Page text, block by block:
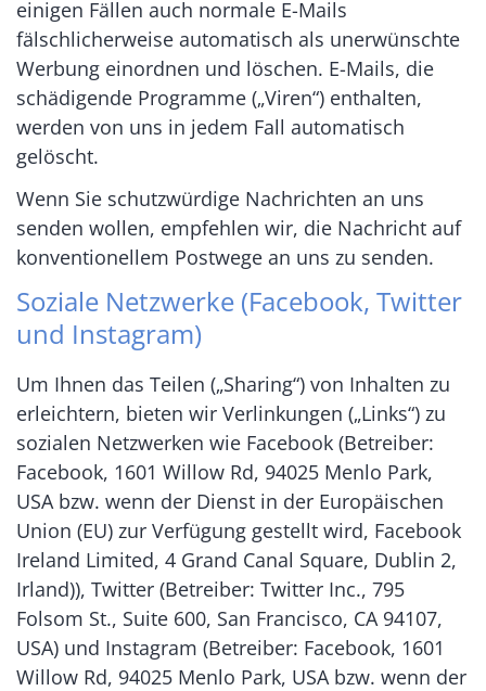
einigen Fällen auch normale E-Mails
fälschlicherweise automatisch als unerwünschte
Werbung einordnen und löschen. E-Mails, die
schädigende Programme („Viren“) enthalten,
werden von uns in jedem Fall automatisch
gelöscht.
Wenn Sie schutzwürdige Nachrichten an uns
senden wollen, empfehlen wir, die Nachricht auf
konventionellem Postwege an uns zu senden.
Soziale Netzwerke (Facebook, Twitter
und Instagram)
Um Ihnen das Teilen („Sharing“) von Inhalten zu
erleichtern, bieten wir Verlinkungen („Links“) zu
sozialen Netzwerken wie Facebook (Betreiber:
Facebook, 1601 Willow Rd, 94025 Menlo Park,
USA bzw. wenn der Dienst in der Europäischen
Union (EU) zur Verfügung gestellt wird, Facebook
Ireland Limited, 4 Grand Canal Square, Dublin 2,
Irland)), Twitter (Betreiber: Twitter Inc., 795
Folsom St., Suite 600, San Francisco, CA 94107,
USA) und Instagram (Betreiber: Facebook, 1601
Willow Rd, 94025 Menlo Park, USA bzw. wenn der